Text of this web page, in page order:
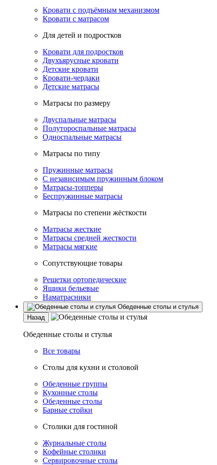
Кровати с подъёмным механизмом
Кровати с матрасом
Для детей и подростков
Кровати для подростков
Двухъярусные кровати
Детские кровати
Кровати-чердаки
Детские матрасы
Матрасы по размеру
Двуспальные матрасы
Полутороспальные матрасы
Односпальные матрасы
Матрасы по типу
Пружинные матрасы
С независимым пружинным блоком
Матрасы-топперы
Беспружинные матрасы
Матрасы по степени жёсткости
Матрасы жесткие
Матрасы средней жесткости
Матрасы мягкие
Сопутствующие товары
Решетки ортопедические
Ящики бельевые
Наматрасники
Обеденные столы и стулья
Назад
Обеденные столы и стулья
Все товары
Столы для кухни и столовой
Обеденные группы
Кухонные столы
Обеденные столы
Барные стойки
Столики для гостиной
Журнальные столы
Кофейные столики
Сервировочные столы